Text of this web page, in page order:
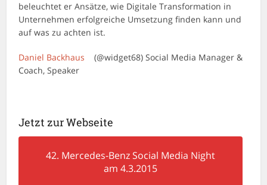
beleuchtet er Ansätze, wie Digitale Transformation in
Unternehmen erfolgreiche Umsetzung finden kann und
auf was zu achten ist.
Daniel Backhaus (@widget68) Social Media Manager &
Coach, Speaker
Jetzt zur Webseite
42. Mercedes-Benz Social Media Night
am 4.3.2015